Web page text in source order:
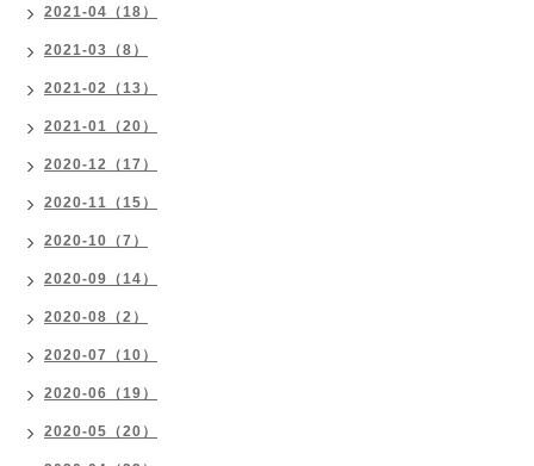
2021-04（18）
2021-03（8）
2021-02（13）
2021-01（20）
2020-12（17）
2020-11（15）
2020-10（7）
2020-09（14）
2020-08（2）
2020-07（10）
2020-06（19）
2020-05（20）